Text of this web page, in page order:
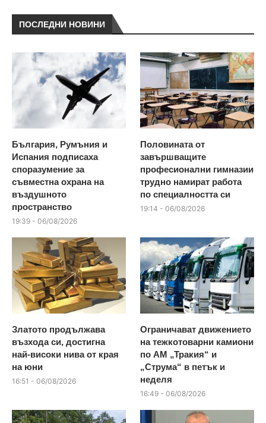
ПОСЛЕДНИ НОВИНИ
България, Румъния и
Испания подписаха
споразумение за
съвместна охрана на
въздушното
пространство
19:39 - 06/08/2026
Половината от
завършващите
професионални гимназии
трудно намират работа
по специалността си
19:14 - 06/08/2026
Златото продължава
възхода си, достигна
най-високи нива от края
на юни
16:51 - 06/08/2026
Ограничават движението
на тежкотоварни камиони
по АМ „Тракия“ и
„Струма“ в петък и
неделя
16:49 - 06/08/2026